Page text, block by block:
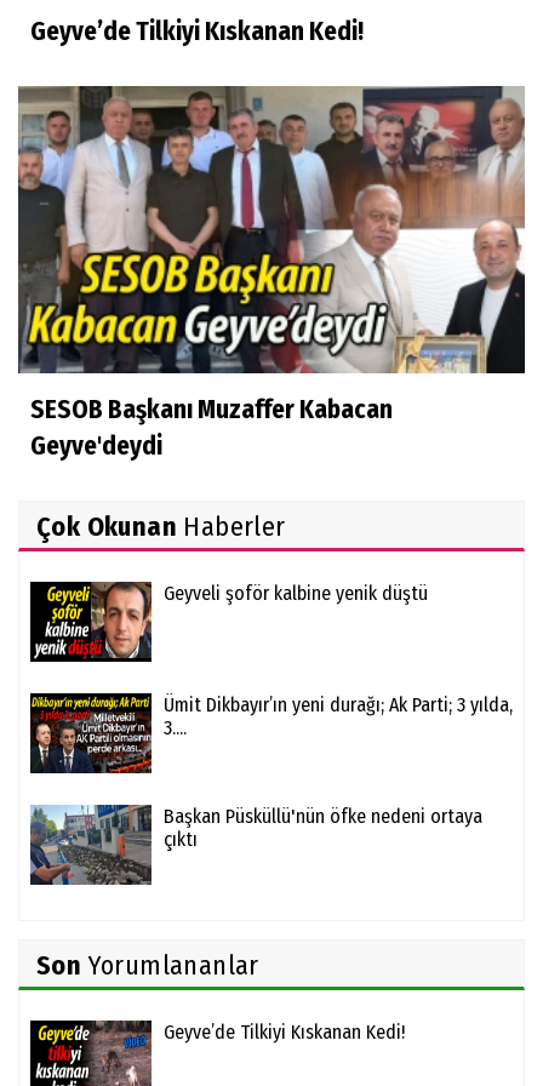
Geyve’de Tilkiyi Kıskanan Kedi!
SESOB Başkanı Muzaffer Kabacan
Geyve'deydi
Çok Okunan Haberler
Geyveli şoför kalbine yenik düştü
Ümit Dikbayır’ın yeni durağı; Ak Parti; 3 yılda,
3....
Başkan Püsküllü'nün öfke nedeni ortaya
çıktı
Son Yorumlananlar
Geyve’de Tilkiyi Kıskanan Kedi!